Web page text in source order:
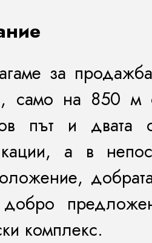
за
само на 850 м
път и двата
а в
комплекс.